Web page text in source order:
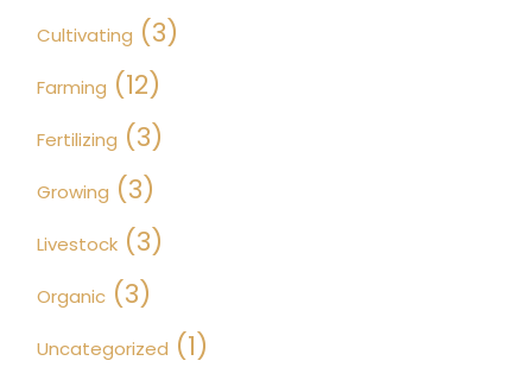
Cultivating (3)
Farming (12)
Fertilizing (3)
Growing (3)
Livestock (3)
Organic (3)
Uncategorized (1)